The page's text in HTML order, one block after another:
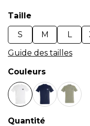
Taille
S
M L
Guide des tailles
Couleurs
Quantité